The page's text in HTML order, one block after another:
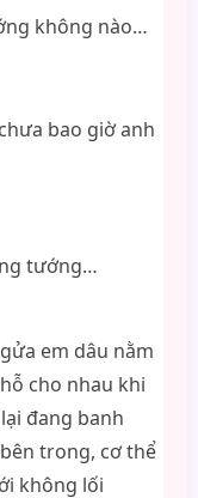
không nào…
bao giờ anh
tướng…
em dâu nằm
cho nhau khi
đang banh
trong, cơ thể
không lối